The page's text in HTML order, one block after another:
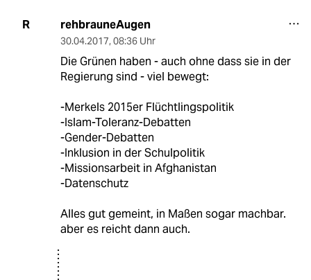
R rehbrauneAugen
30.04.2017, 08:36 Uhr
Die Grünen haben - auch ohne dass sie in der
Regierung sind - viel bewegt:
-Merkels 2015er Flüchtlingspolitik
-Islam-Toleranz-Debatten
-Gender-Debatten
-Inklusion in der Schulpolitik
-Missionsarbeit in Afghanistan
-Datenschutz
Alles gut gemeint, in Maßen sogar machbar.
aber es reicht dann auch.